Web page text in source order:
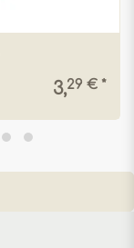
3,29 € *